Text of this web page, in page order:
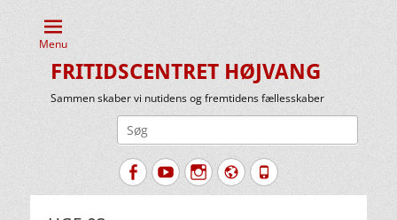
Menu
FRITIDSCENTRET HØJVANG
Sammen skaber vi nutidens og fremtidens fællesskaber
FacebookYouTubeInstagram
Website
Tlf.